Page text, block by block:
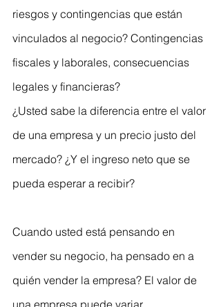
riesgos y contingencias que están
vinculados al negocio? Contingencias
fiscales y laborales, consecuencias
legales y financieras?
¿Usted sabe la diferencia entre el valor
de una empresa y un precio justo del
mercado? ¿Y el ingreso neto que se
pueda esperar a recibir?
Cuando usted está pensando en
vender su negocio, ha pensado en a
quién vender la empresa? El valor de
una empresa puede variar